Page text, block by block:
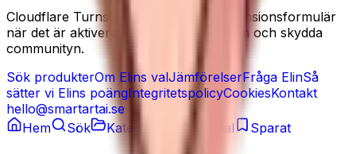
Cloudflare Turnstile kan laddas på recensionsformulär
när det är aktiverat, för att minska spam och skydda
communityn.
Sök produkterOm Elins valJämförelserFråga ElinSå
sätter vi Elins poängIntegritetspolicyCookiesKontakt
hello@smartartai.se
Hem
Sök Kategorier Elins val Sparat